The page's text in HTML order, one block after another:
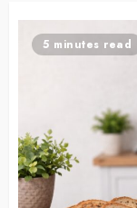
6
5 minutes read